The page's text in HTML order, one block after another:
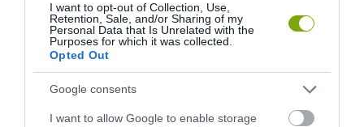
I want to opt-out of Collection, Use,
Retention, Sale, and/or Sharing of my
Personal Data that Is Unrelated with the
Purposes for which it was collected.
Opted Out
Google consents
I want to allow Google to enable storage